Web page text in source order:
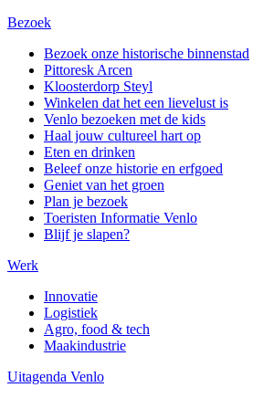
Bezoek
Bezoek onze historische binnenstad
Pittoresk Arcen
Kloosterdorp Steyl
Winkelen dat het een lievelust is
Venlo bezoeken met de kids
Haal jouw cultureel hart op
Eten en drinken
Beleef onze historie en erfgoed
Geniet van het groen
Plan je bezoek
Toeristen Informatie Venlo
Blijf je slapen?
Werk
Innovatie
Logistiek
Agro, food & tech
Maakindustrie
Uitagenda Venlo